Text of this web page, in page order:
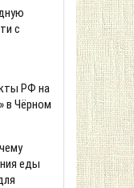
с
РФ на
в Чёрном
еды